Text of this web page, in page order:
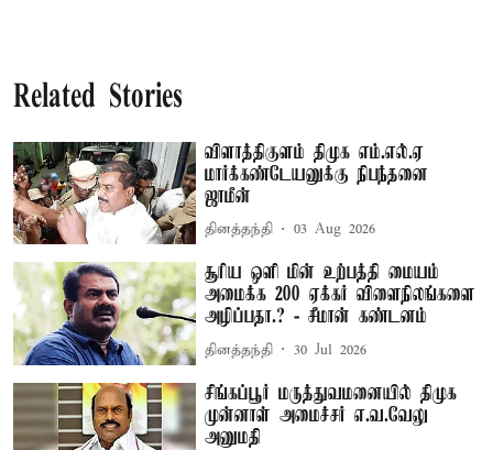
Related Stories
விளாத்திகுளம் திமுக எம்.எல்.ஏ
மார்க்கண்டேயனுக்கு நிபந்தனை
ஜாமீன்
தினத்தந்தி 03 Aug 2026
சூரிய ஒளி மின் உற்பத்தி மையம்
அமைக்க 200 ஏக்கர் விளைநிலங்களை
அழிப்பதா.? - சீமான் கண்டனம்
தினத்தந்தி 30 Jul 2026
சிங்கப்பூர் மருத்துவமனையில் திமுக
முன்னாள் அமைச்சர் எ.வ.வேலு
அனுமதி